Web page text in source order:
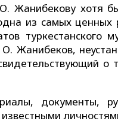
Жанибекову хотя
из самых ценных
туркестанского
Жанибеков,
о
документы,